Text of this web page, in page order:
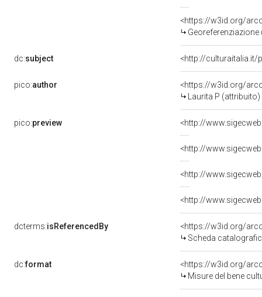
<https://w3id.org/
Georeferenziazione
dc:subject <http://culturaitalia.it/
pico:author
<https://w3id.org/
Laurita P (attribuito)
pico:preview
dcterms:isReferencedBy
<https://w3id.org/
Scheda
dc:format
<https://w3id.org/
Misure del bene